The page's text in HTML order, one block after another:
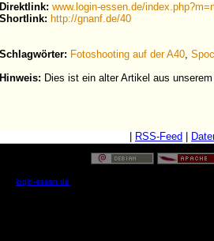
Direktlink: www.login-essen.de/
Shortlink: http://gnanf.de/40
Schlagwörter: Fotoshooting auf der A40,
Hinweis: Dies ist ein alter Artikel aus unserem
RSS-Feed
login-essen.de